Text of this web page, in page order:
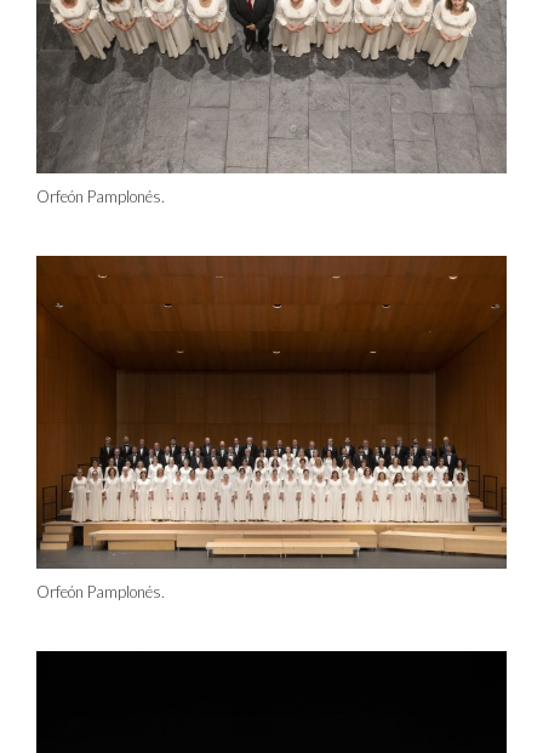
Orfeón Pamplonés.
Orfeón Pamplonés.